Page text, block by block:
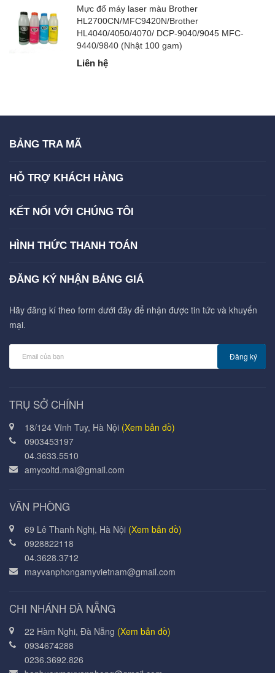
Mực đổ máy laser màu Brother
HL2700CN/MFC9420N/Brother
HL4040/4050/4070/ DCP-9040/9045 MFC-
9440/9840 (Nhật 100 gam)
Liên hệ
BẢNG TRA MÃ
HỖ TRỢ KHÁCH HÀNG
KẾT NỐI VỚI CHÚNG TÔI
HÌNH THỨC THANH TOÁN
ĐĂNG KÝ NHẬN BẢNG GIÁ
Hãy đăng kí theo form dưới đây để nhận được tin tức và khuyến
mại.
Đăng ký
TRỤ SỞ CHÍNH
18/124 Vĩnh Tuy, Hà Nội (Xem bản đồ)
0903453197
04.3633.5510
amycoltd.mai@gmail.com
VĂN PHÒNG
69 Lê Thanh Nghị, Hà Nội (Xem bản đồ)
0928822118
04.3628.3712
mayvanphongamyvietnam@gmail.com
CHI NHÁNH ĐÀ NẴNG
22 Hàm Nghi, Đà Nẵng (Xem bản đồ)
0934674288
0236.3692.826